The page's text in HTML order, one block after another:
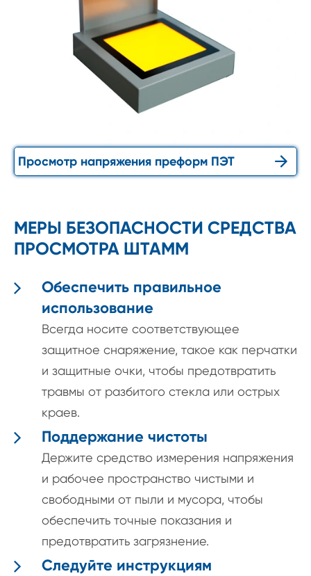
Просмотр напряжения преформ ПЭТ 
МЕРЫ БЕЗОПАСНОСТИ СРЕДСТВА
ПРОСМОТРА ШТАММ
Обеспечить правильное
использование
Всегда носите соответствующее
защитное снаряжение, такое как перчатки
и защитные очки, чтобы предотвратить
травмы от разбитого стекла или острых
краев.
Поддержание чистоты
Держите средство измерения напряжения
и рабочее пространство чистыми и
свободными от пыли и мусора, чтобы
обеспечить точные показания и
предотвратить загрязнение.
Следуйте инструкциям